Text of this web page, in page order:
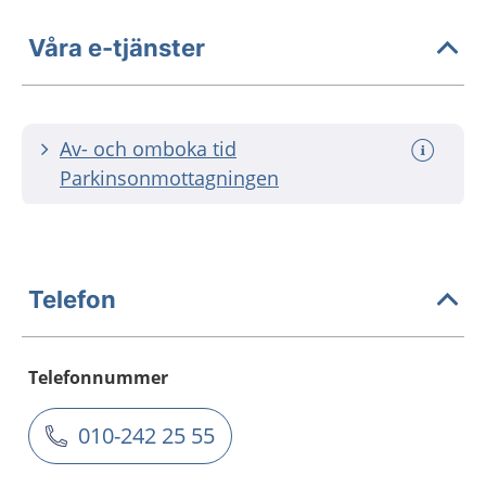
Våra e-tjänster
Av- och omboka tid
Parkinsonmottagningen
Telefon
Telefonnummer
010-242 25 55